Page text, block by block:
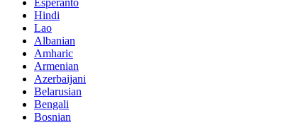
Hindi
Lao
Albanian
Amharic
Armenian
Azerbaijani
Belarusian
Bengali
Bosnian